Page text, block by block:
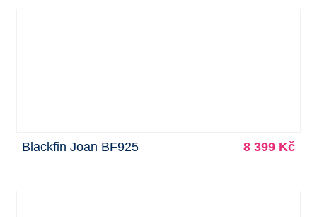
Blackfin Joan BF925 8 399 Kč